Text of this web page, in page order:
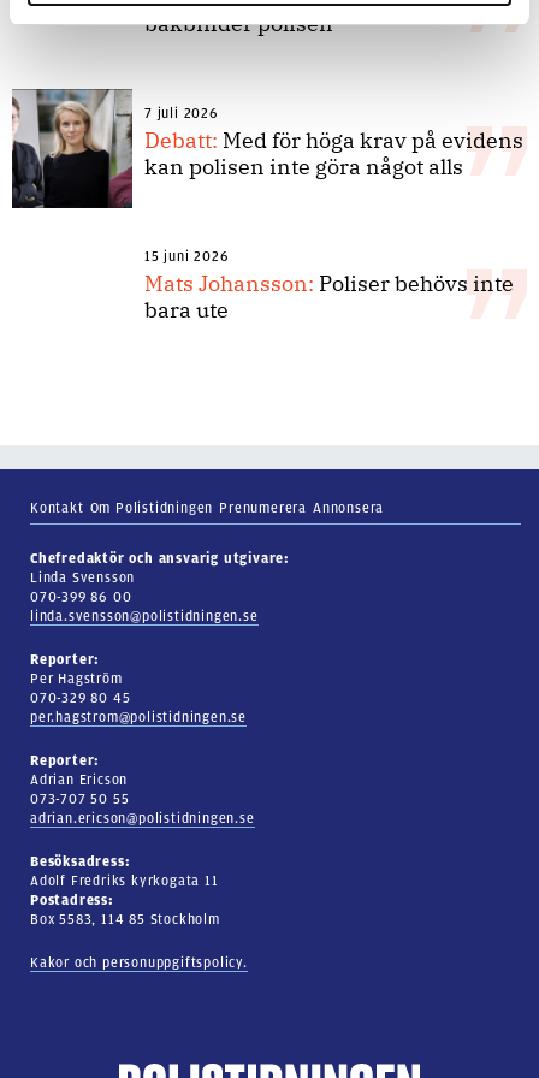
bakbinder polisen
7 juli 2026
Debatt: Med för höga krav på evidens
kan polisen inte göra något alls
15 juni 2026
Mats Johansson: Poliser behövs inte
bara ute
Kontakt Om Polistidningen Prenumerera Annonsera
Chefredaktör och ansvarig utgivare:
Linda Svensson
070-399 86 00
linda.svensson@polistidningen.se
Reporter:
Per Hagström
070-329 80 45
per.hagstrom@polistidningen.se
Reporter:
Adrian Ericson
073-707 50 55
adrian.ericson@polistidningen.se
Besöksadress:
Adolf Fredriks kyrkogata 11
Postadress:
Box 5583, 114 85 Stockholm
Kakor och personuppgiftspolicy.